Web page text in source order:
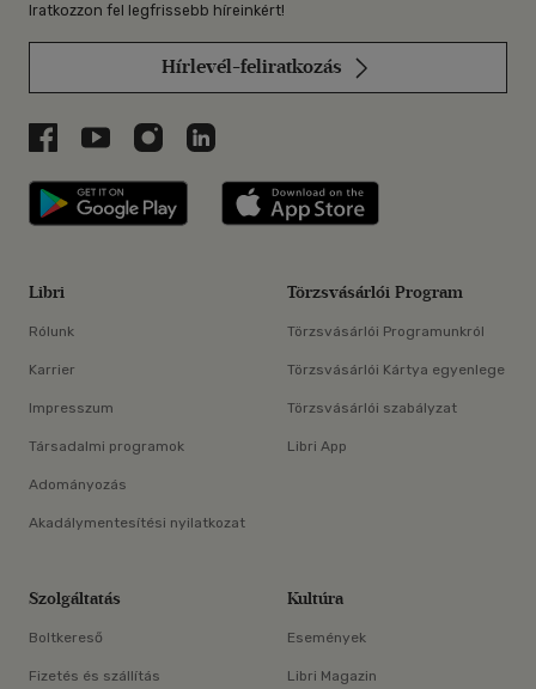
Iratkozzon fel legfrissebb híreinkért!
Hírlevél-feliratkozás
Libri a Facebookon
Libri a Youtube-on
Libri az Instagramon
Libri a LinkedInen
Libri applikáció Szerezd meg: Google
Libri
Rólunk
Karrier
Impresszum
Társadalmi programok
Adományozás
Akadálymentesítési nyilatkozat
Törzsvásárlói Program
Törzsvásárlói Programunkról
Törzsvásárlói Kártya egyenlege
Törzsvásárlói szabályzat
Libri App
Szolgáltatás
Boltkereső
Fizetés és szállítás
Kultúra
Események
Libri Magazin